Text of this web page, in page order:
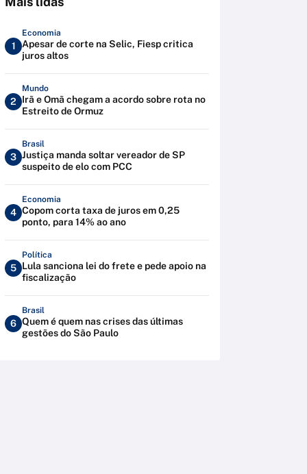
1
Economia
Apesar de corte na Selic, Fiesp critica
juros altos
2
Mundo
Irã e Omã chegam a acordo sobre rota no
Estreito de Ormuz
3
Brasil
Justiça manda soltar vereador de SP
suspeito de elo com PCC
4
Economia
Copom corta taxa de juros em 0,25
ponto, para 14% ao ano
5
Política
Lula sanciona lei do frete e pede apoio na
fiscalização
6
Brasil
Quem é quem nas crises das últimas
gestões do São Paulo